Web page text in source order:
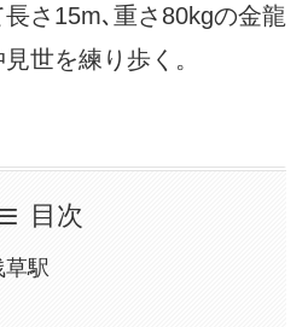
さ15m､重さ80kgの金龍
世を練り歩く。
目次
駅